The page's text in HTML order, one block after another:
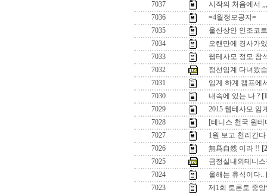
7037
시작의 처음에서 ,,,
7036
=4월정모공지=
7035
울산상안 인조코
7034
오랜만에 경사가
7033
웹테사모 정모 참
7032
정선임계 다녀왔
7031
임계 하계 캠프에
7030
내속에 있는 나 ?
7029
2015 웹테사모 임
7028
[테니스 천국 원
7027
1원 보고 천리간
7026
無爲自然 이라 !!
7025
금정실내외테니
7024
올해는 휴식이다..
7023
제1회 토론토 중